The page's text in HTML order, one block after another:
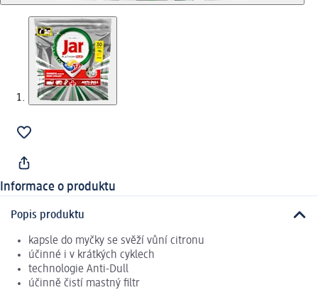
Informace o produktu
Popis produktu
kapsle do myčky se svěží vůní citronu
účinné i v krátkých cyklech
technologie Anti-Dull
účinně čistí mastný filtr